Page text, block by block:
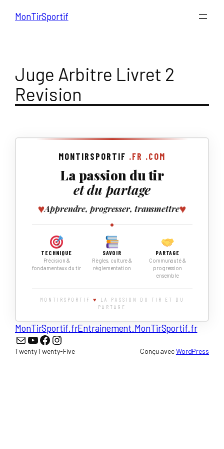
MonTirSportif
Juge Arbitre Livret 2
Revision
MONTIRSPORTIF .FR .COM
La passion du tir
et du partage
♥Apprendre, progresser, transmettre♥
TECHNIQUE
Précision &
fondamentaux du tir
SAVOIR
Règles, culture &
réglementation
PARTAGE
Communauté &
progression
ensemble
MONTIRSPORTIF ♥
LA PASSION DU TIR ET DU
PARTAGE
MonTirSportif.frEntrainement.MonTirSportif.fr
Nous écrire
YouTube
Facebook
Instagram
Twenty Twenty-Five Conçu avecWordPress